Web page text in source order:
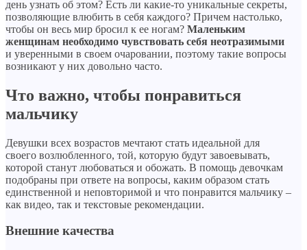
день узнать об этом? Есть ли какие-то уникальные секреты,
позволяющие влюбить в себя каждого? Причем настолько,
чтобы он весь мир бросил к ее ногам? Маленьким
женщинам необходимо чувствовать себя неотразимыми
и уверенными в своем очаровании, поэтому такие вопросы
возникают у них довольно часто.
Что важно, чтобы понравиться
мальчику
Девушки всех возрастов мечтают стать идеальной для
своего возлюбленного, той, которую будут завоевывать,
которой станут любоваться и обожать. В помощь девочкам
подобраны при ответе на вопросы, каким образом стать
единственной и неповторимой и что понравится мальчику –
как видео, так и текстовые рекомендации.
Внешние качества